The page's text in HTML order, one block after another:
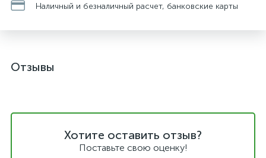
Наличный и безналичный расчет, банковские карты
Отзывы
Хотите оставить отзыв?
Поставьте свою оценку!